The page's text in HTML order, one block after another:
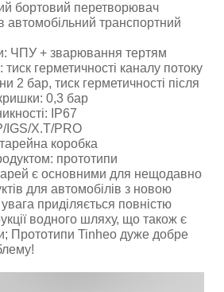
бортовий перетворювач
автомобільний транспортний
ЧПУ + зварювання тертям
тиск герметичності каналу потоку
2 бар, тиск герметичності після
0,3 бар
IP67
IGS/X.T/PRO
коробка
прототипи
є основними для нещодавно
для автомобілів з новою
приділяється повністю
водного шляху, що також є
Прототипи Tinheo дуже добре